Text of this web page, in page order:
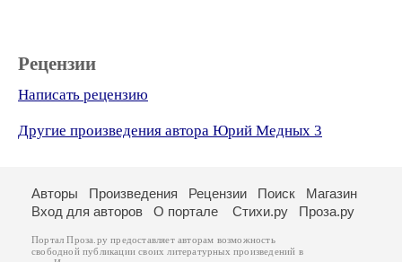
Рецензии
Написать рецензию
Другие произведения автора Юрий Медных 3
Авторы Произведения Рецензии Поиск
Магазин
Вход для авторов
О портале Стихи.ру Проза.ру
Портал Проза.ру предоставляет авторам возможность
свободной публикации своих литературных произведений в